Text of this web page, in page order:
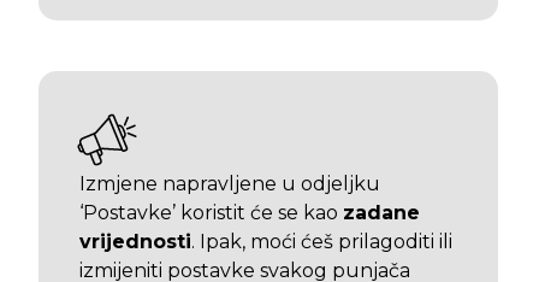
Izmjene napravljene u odjeljku
‘Postavke’ koristit će se kao zadane
vrijednosti. Ipak, moći ćeš prilagoditi ili
izmijeniti postavke svakog punjača